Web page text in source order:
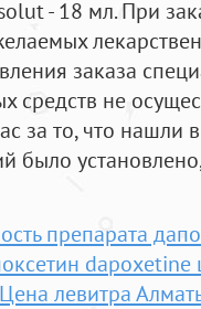
- 18 мл. При
заказа
средств не
за то, что нашли
было
препарата
dapoxetine
Цена левитра